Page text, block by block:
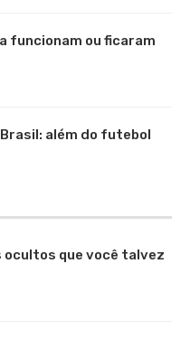
funcionam ou ficaram
além do futebol
que você talvez